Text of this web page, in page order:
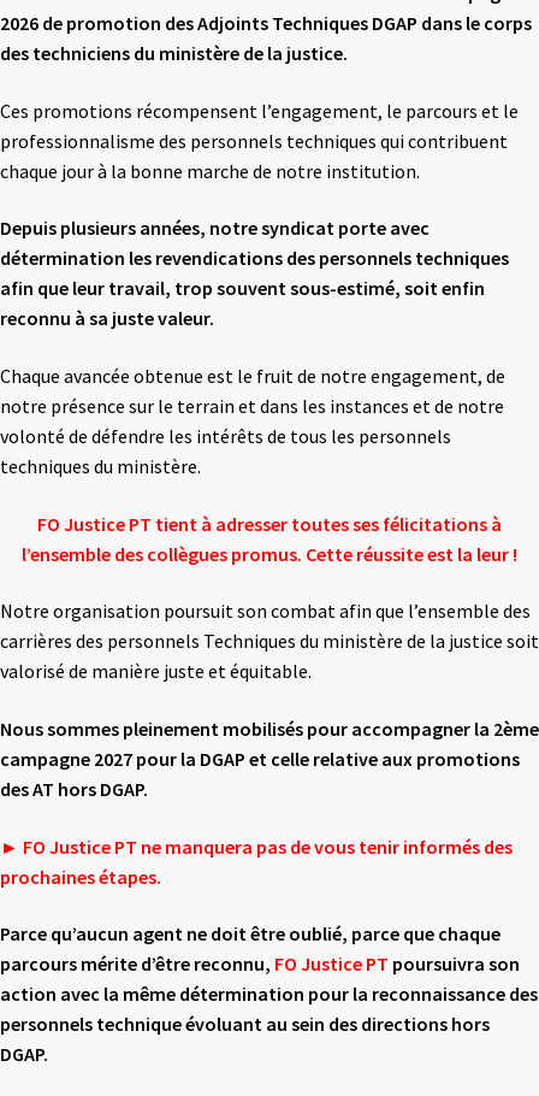
2026 de promotion desAdjoints Techniques DGAP dans le corps
des techniciens du ministère de la justice.
Ces promotions récompensent l’engagement, le parcours et le
professionnalisme des personnels techniques qui contribuent
chaque jour à la bonne marche de notre institution.
Depuis plusieurs années, notre syndicat porte avec
détermination les revendications des personnels techniques
afin que leur travail, trop souvent sous-estimé, soit enfin
reconnu à sa juste valeur.
Chaque avancée obtenue est le fruit de notre engagement, de
notre présence sur le terrain et dans les instances et de notre
volonté de défendre les intérêts de tous les personnels
techniques du ministère.
FO Justice PT tient à adresser toutes ses félicitations à
l’ensemble des collègues promus. Cette réussite est la leur !
Notre organisation poursuit son combat afin que l’ensemble des
carrières des personnels Techniques du ministère de la justice soit
valorisé de manière juste et équitable.
Nous sommes pleinement mobilisés pour accompagner la 2ème
campagne 2027 pour la DGAP et celle relative aux promotions
des AT hors DGAP.
► FO Justice PT ne manquera pas de vous tenir informés des
prochaines étapes.
Parce qu’aucun agent ne doit être oublié, parce que chaque
parcours mérite d’être reconnu, FO Justice PT poursuivra son
action avec la même détermination pour la reconnaissance des
personnels technique évoluant au sein des directions hors
DGAP.